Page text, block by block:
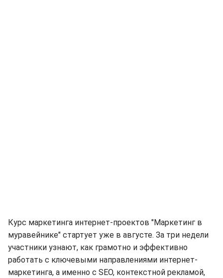
Курс маркетинга интернет-проектов "Маркетинг в
муравейнике" стартует уже в августе. За три недели
участники узнают, как грамотно и эффективно
работать с ключевыми направлениями интернет-
маркетинга, а именно с SEO, контекстной рекламой,